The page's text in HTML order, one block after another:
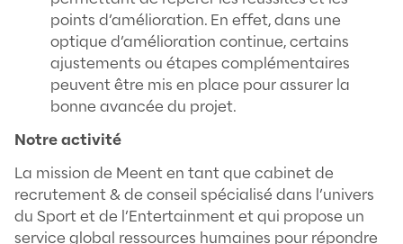
durables.
La Charte Environnementale est inscrite
Constitution
La Charte Environnementale des
s’inscrit dans la continuité de la Charte de
l’environnement de 2004. Cette dernière
intégrée dans la Constitution en 2005 et
adossée à la Déclaration des droits de